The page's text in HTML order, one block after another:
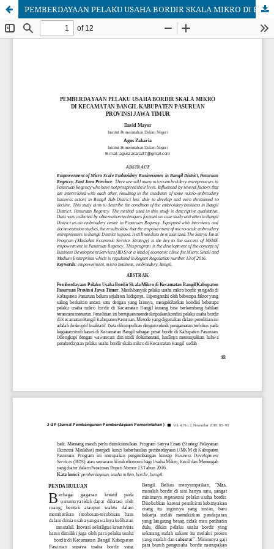
PEMBERDAYAAN PELAKU USAHA BORDIR SKALA MIKRO DI KECAMATAN BANGIL KABUPATEN PASURUAN PROVINSI JAWA TIMUR